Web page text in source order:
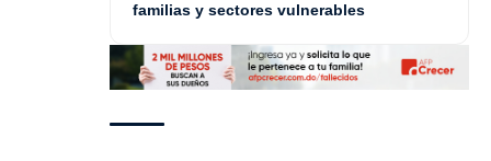
familias y sectores vulnerables